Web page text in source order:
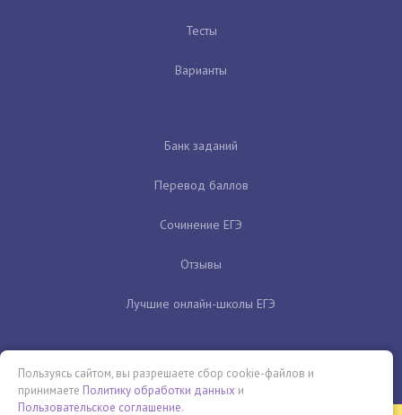
Тесты
Варианты
Банк заданий
Перевод баллов
Сочинение ЕГЭ
Отзывы
Лучшие онлайн-школы ЕГЭ
Пользуясь сайтом, вы разрешаете сбор cookie-файлов и
принимаете Политику обработки данных и
Пользовательское соглашение.